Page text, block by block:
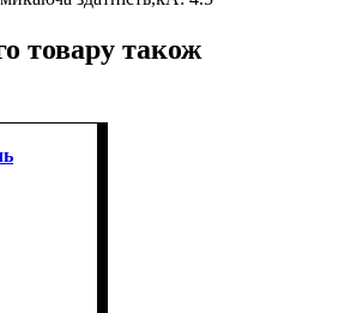
товару також